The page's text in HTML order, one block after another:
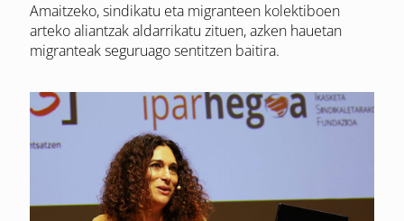
Amaitzeko, sindikatu eta migranteen kolektiboen
arteko aliantzak aldarrikatu zituen, azken hauetan
migranteak seguruago sentitzen baitira.